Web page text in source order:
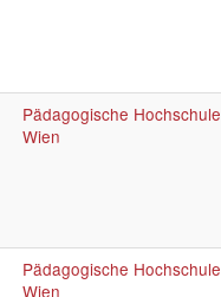
Pädagogische Hochschule
Wien
Pädagogische Hochschule
Wien